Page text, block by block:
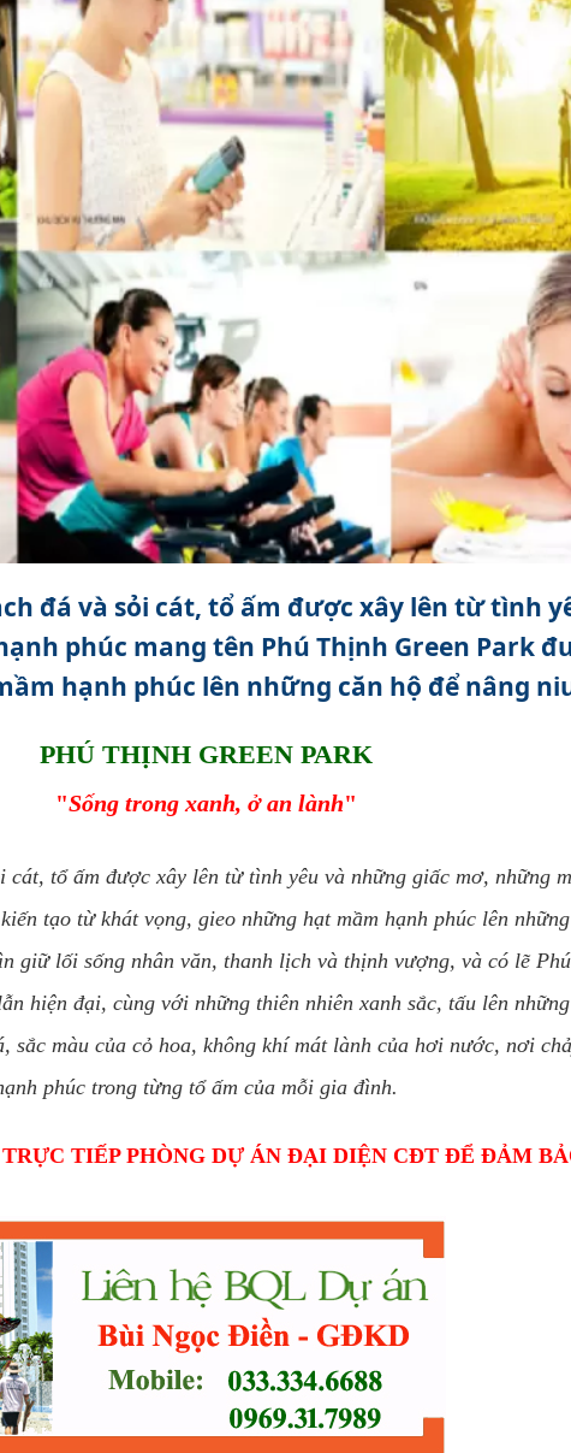
đá và sỏi cát, tổ ấm được xây lên từ tình
phúc mang tên Phú Thịnh Green Park
hạnh phúc lên những căn hộ để nâng
PHÚ THỊNH GREEN PARK
"Sống trong xanh, ở an lành"
tổ ấm được xây lên từ tình yêu và những giấc mơ, những
tạo từ khát vọng, gieo những hạt mầm hạnh phúc lên
giữ lối sống nhân văn, thanh lịch và thịnh vượng, và có lẽ
hiện đại, cùng với những thiên nhiên xanh sắc, tấu lên
sắc màu của cỏ hoa, không khí mát lành của hơi nước, nơi
phúc trong từng tổ ấm của mỗi gia đình.
TIẾP PHÒNG DỰ ÁN ĐẠI DIỆN CĐT ĐỂ ĐẢM